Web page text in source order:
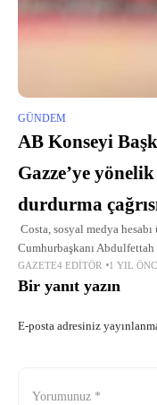
GÜNDEM
AB Konseyi
Gazze’ye
durdurma
Costa, sosyal medya hesabı
Cumhurbaşkanı Abdulfettah
telefon görüşmesi
korumaya devam ettiğini
GAZETE4 EDITÖR 1 YIL
Bir yanıt yazın
E-posta adresiniz